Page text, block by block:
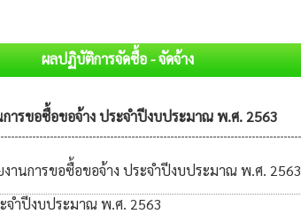
ผลปฏิบัติการจัดซื้อ - จัดจ้าง
การขอซื้อขอจ้าง ประจำปีงบประมาณ พ.ศ. 2563
งานการขอซื้อขอจ้าง ประจำปีงบประมาณ พ.ศ. 2563
จำปีงบประมาณ พ.ศ. 2563